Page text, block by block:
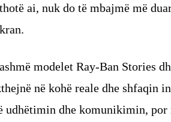
ai, nuk do të mbajmë më
modelet Ray-Ban Stories
në kohë reale dhe shfaqin
udhëtimin dhe komunikimin,